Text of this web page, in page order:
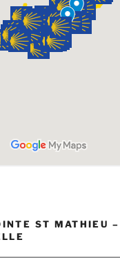
ST MATHIEU